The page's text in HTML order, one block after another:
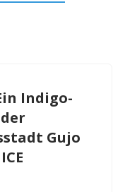
Indigo-
Gujo